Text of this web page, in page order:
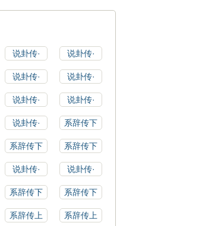
说卦传· 说卦传·
说卦传· 说卦传·
说卦传· 说卦传·
说卦传· 系辞传下
系辞传下 系辞传下
说卦传· 说卦传·
系辞传下 系辞传下
系辞传上 系辞传上